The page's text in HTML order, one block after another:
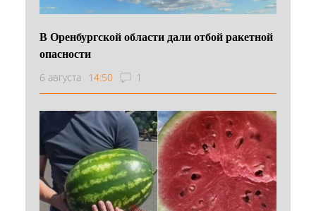
В Оренбургской области дали отбой ракетной
опасности
6 августа 14:50 1